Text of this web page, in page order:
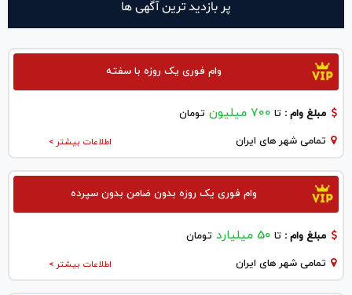
پر بازدید ترین آگهی ها
وام فوری یک روزه با سفته
مبلغ وام : تا 700 میلیون تومان
اطلاعات بیشتر > تمامی شهر های ایران
وام فوری یک روزه بدون ضامن بدون سپرده
مبلغ وام : تا 50 میلیارد تومان
اطلاعات بیشتر > تمامی شهر های ایران